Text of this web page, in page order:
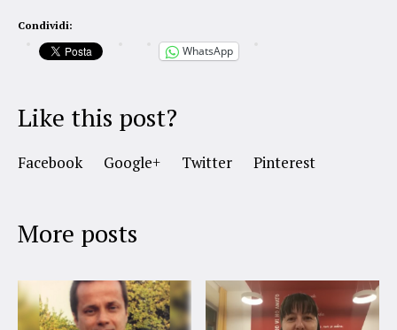
Condividi:
WhatsApp
Like this post?
Facebook Google+ Twitter Pinterest
More posts